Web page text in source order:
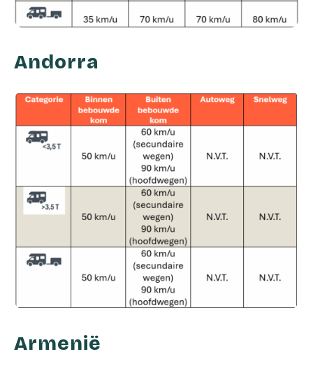
Andorra
Armenië